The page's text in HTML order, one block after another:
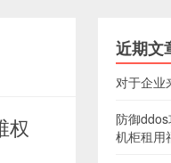
权
近期文
对于企业
防御
机柜租用